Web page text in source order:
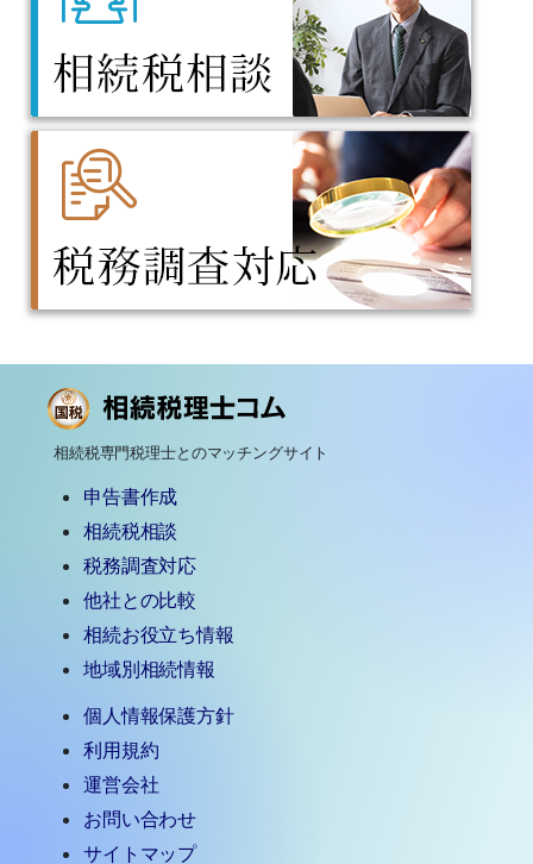
相続税専門税理士とのマッチングサイト
申告書作成
相続税相談
税務調査対応
他社との比較
相続お役立ち情報
地域別相続情報
個人情報保護方針
利用規約
運営会社
お問い合わせ
サイトマップ